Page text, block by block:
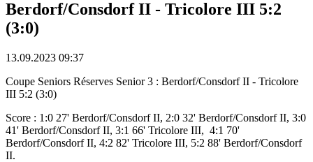
Berdorf/Consdorf II - Tricolore III 5:2
(3:0)
13.09.2023 09:37
Coupe Seniors Réserves Senior 3 : Berdorf/Consdorf II - Tricolore
III 5:2 (3:0)
Score : 1:0 27' Berdorf/Consdorf II, 2:0 32' Berdorf/Consdorf II, 3:0
41' Berdorf/Consdorf II, 3:1 66' Tricolore III, 4:1 70'
Berdorf/Consdorf II, 4:2 82' Tricolore III, 5:2 88' Berdorf/Consdorf
II.